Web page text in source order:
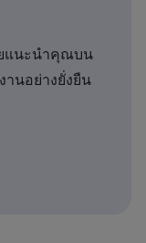
ยแนะนำคุณบน
านอย่างยั่งยืน